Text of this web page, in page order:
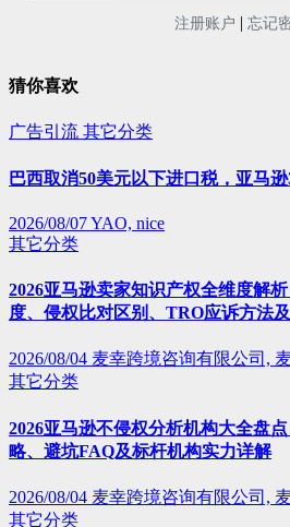
注册账户 | 忘记
猜你喜欢
广告引流 其它分类
巴西取消50美元以下进口税，亚马
2026/08/07YAO, nice
其它分类
2026亚马逊卖家知识产权全维度解
度、侵权比对区别、TRO应诉方法
2026/08/04 麦幸跨境咨询有限公司,
其它分类
2026亚马逊不侵权分析机构大全盘
略、避坑FAQ及标杆机构实力详解
2026/08/04 麦幸跨境咨询有限公司,
其它分类